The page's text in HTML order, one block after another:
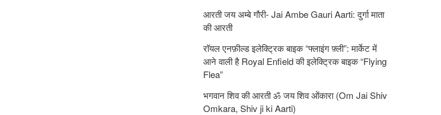
आरती जय अम्बे गौरी- Jai Ambe Gauri Aarti: दुर्गा माता
की आरती
रॉयल एनफ़ील्ड इलेक्ट्रिक बाइक “फ्लाइंग फ़्ली”: मार्केट में
आने वाली है Royal Enfield की इलेक्ट्रिक बाइक “Flying
Flea”
भगवान शिव की आरती ॐ जय शिव ओंकारा (Om Jai Shiv
Omkara, Shiv ji ki Aarti)